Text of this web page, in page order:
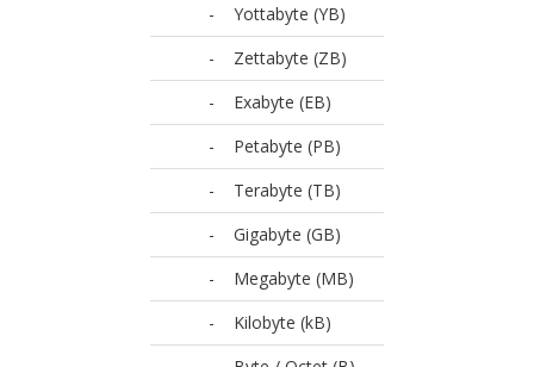
-
Yottabyte (YB)
-
Zettabyte (ZB)
-
Exabyte (EB)
-
Petabyte (PB)
-
Terabyte (TB)
-
Gigabyte (GB)
-
Megabyte (MB)
-
Kilobyte (kB)